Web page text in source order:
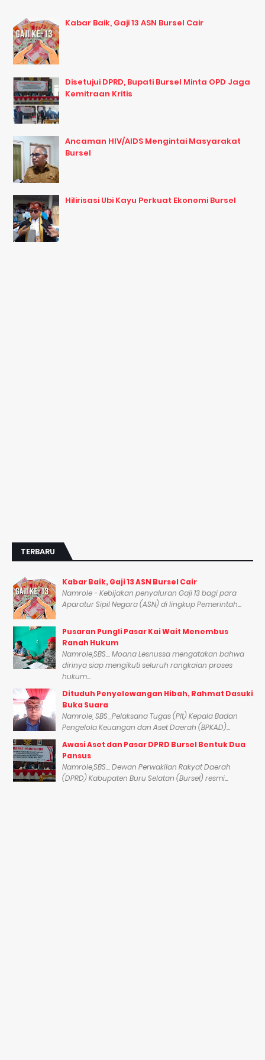
Kabar Baik, Gaji 13 ASN Bursel Cair
Disetujui DPRD, Bupati Bursel Minta OPD Jaga
Kemitraan Kritis
Ancaman HIV/AIDS Mengintai Masyarakat
Bursel
Hilirisasi Ubi Kayu Perkuat Ekonomi Bursel
TERBARU
Kabar Baik, Gaji 13 ASN Bursel Cair
Namrole - Kebijakan penyaluran Gaji 13 bagi para
Aparatur Sipil Negara (ASN) di lingkup Pemerintah...
Pusaran Pungli Pasar Kai Wait Menembus
Ranah Hukum
Namrole,SBS_ Moana Lesnussa mengatakan bahwa
dirinya siap mengikuti seluruh rangkaian proses
hukum...
Dituduh Penyelewangan Hibah, Rahmat Dasuki
Buka Suara
Namrole, SBS_Pelaksana Tugas (Plt) Kepala Badan
Pengelola Keuangan dan Aset Daerah (BPKAD)...
Awasi Aset dan Pasar DPRD Bursel Bentuk Dua
Pansus
Namrole,SBS_ Dewan Perwakilan Rakyat Daerah
(DPRD) Kabupaten Buru Selatan (Bursel) resmi...